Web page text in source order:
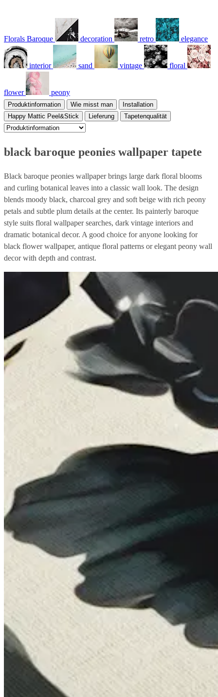
Florals Baroque decoration retro elegance
interior sand vintage floral
flower peony
Produktinformation Wie misst man
Installation
Happy Mattic Peel&Stick
Lieferung Tapetenqualität
black baroque peonies wallpaper tapete
Black baroque peonies wallpaper brings large dark floral blooms
and curling botanical leaves into a classic wall look. The design
blends moody black, charcoal grey and soft beige with rich peony
petals and subtle plum details at the center. Its painterly baroque
style suits floral wallpaper searches, dark vintage interiors and
dramatic botanical decor. A good choice for anyone looking for
black flower wallpaper, antique floral patterns or elegant peony wall
decor with depth and contrast.